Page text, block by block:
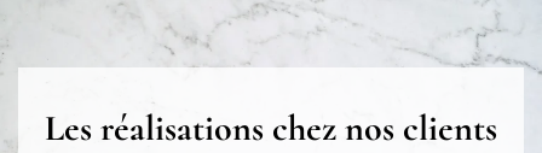
Les réalisations chez nos clients